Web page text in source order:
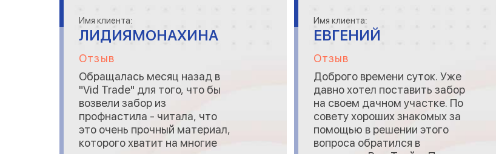
Имя клиента:
ЛИДИЯМОНАХИНА
Отзыв
Обращалась месяц назад в
"Vid Trade" для того, что бы
возвели забор из
профнастила - читала, что
это очень прочный материал,
которого хватит на многие
Имя клиента:
ЕВГЕНИЙ
Отзыв
Доброго времени суток. Уже
давно хотел поставить забор
на своем дачном участке. По
совету хороших знакомых за
помощью в решении этого
вопроса обратился в